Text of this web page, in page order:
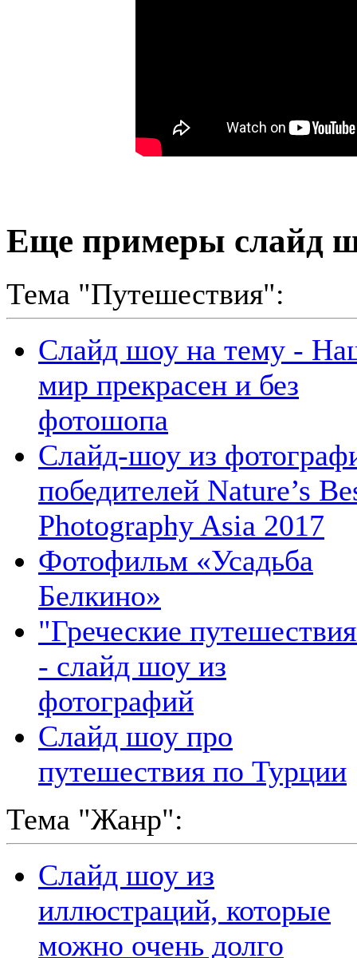
Еще примеры слайд
Тема "Путешествия":
Слайд шоу на тему -
мир прекрасен и без
фотошопа
Слайд-шоу из
победителей Nature’s
Photography Asia 2017
Фотофильм «Усадьба
Белкино»
"Греческие
- слайд шоу из
фотографий
Слайд шоу про
путешествия по Турции
Тема "Жанр":
Слайд шоу из
иллюстраций, которые
можно очень долго